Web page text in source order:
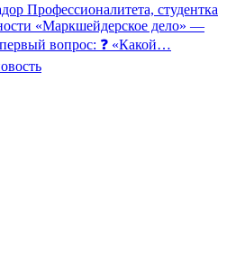
Профессионалитета, студентка
«Маркшейдерское дело» —
вопрос: ❓ «Какой…